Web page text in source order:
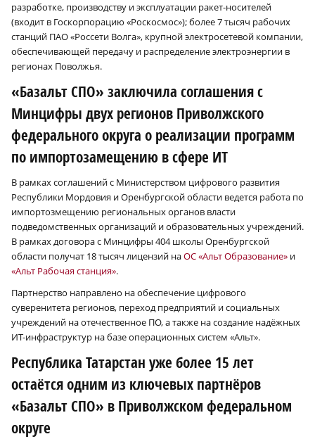
разработке, производству и эксплуатации ракет-носителей
(входит в Госкорпорацию «Роскосмос»); более 7 тысяч рабочих
станций ПАО «Россети Волга», крупной электросетевой компании,
обеспечивающей передачу и распределение электроэнергии в
регионах Поволжья.
«Базальт СПО» заключила соглашения с
Минцифры двух регионов Приволжского
федерального округа о реализации программ
по импортозамещению в сфере ИТ
В рамках соглашений с Министерством цифрового развития
Республики Мордовия и Оренбургской области ведется работа по
импортозмещению региональных органов власти
подведомственных организаций и образовательных учреждений.
В рамках договора с Минцифры 404 школы Оренбургской
области получат 18 тысяч лицензий наОС «Альт Образование» и
«Альт Рабочая станция».
Партнерство направлено на обеспечение цифрового
суверенитета регионов, переход предприятий и социальных
учреждений на отечественное ПО, а также на создание надёжных
ИТ-инфраструктур на базе операционных систем «Альт».
Республика Татарстан уже более 15 лет
остаётся одним из ключевых партнёров
«Базальт СПО» в Приволжском федеральном
округе